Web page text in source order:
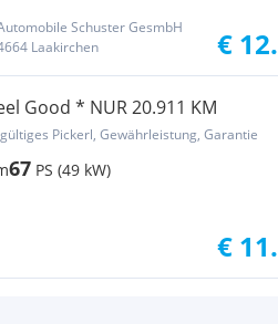
Schuster GesmbH
Laakirchen
€
Good * NUR 20.911 KM
Pickerl, Gewährleistung, Garantie
67 PS (49 kW)
€